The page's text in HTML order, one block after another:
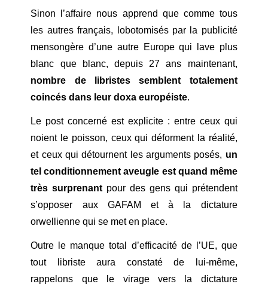
Sinon l’affaire nous apprend que comme tous
les autres français, lobotomisés par la publicité
mensongère d’une autre Europe qui lave plus
blanc que blanc, depuis 27 ans maintenant,
nombre de libristes semblent totalement
coincés dans leur doxa européiste.
Le post concerné est explicite : entre ceux qui
noient le poisson, ceux qui déforment la réalité,
et ceux qui détournent les arguments posés, un
tel conditionnement aveugle est quand même
très surprenant pour des gens qui prétendent
s’opposer aux GAFAM et à la dictature
orwellienne qui se met en place.
Outre le manque total d’efficacité de l’UE, que
tout libriste aura constaté de lui-même,
rappelons que le virage vers la dictature